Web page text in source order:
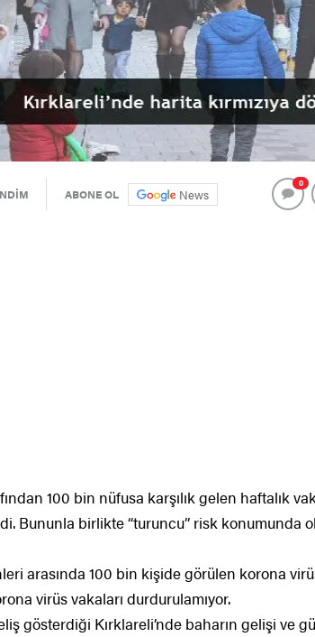
ABONE OL News
0
100 bin nüfusa karşılık gelen haftalık
Bununla birlikte “turuncu” risk konumunda
arasında 100 bin kişide görülen korona
virüs vakaları durdurulamıyor.
gösterdiği Kırklareli’nde baharın gelişi ve